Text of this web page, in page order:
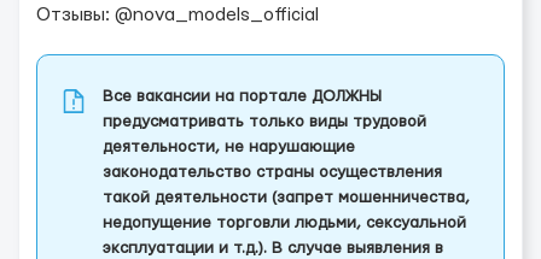
Отзывы: @nova_models_official
Все вакансии на портале ДОЛЖНЫ
предусматривать только виды трудовой
деятельности, не нарушающие
законодательство страны осуществления
такой деятельности (запрет мошенничества,
недопущение торговли людьми, сексуальной
эксплуатации и т.д.). В случае выявления в